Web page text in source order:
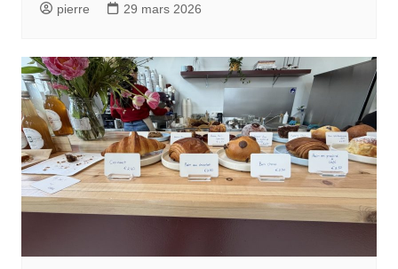
i
c
l
e
pierre 29 mars 2026